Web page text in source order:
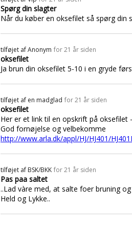
Spørg din slagter
Når du køber en oksefilet så spørg din
tilføjet afAnonym for 21 år siden
oksefilet
Ja brun din oksefilet 5-10 i en gryde
tilføjet af en madglad for 21 år siden
oksefilet
Her er et link til en opskrift på oksefilet
God fornøjelse og velbekomme
http://www.arla.dk/appl/HJ/HJ401/
tilføjet af BSK/BKK for 21 år siden
Pas paa saltet
..Lad vàre med, at salte foer bruning
Held og Lykke..